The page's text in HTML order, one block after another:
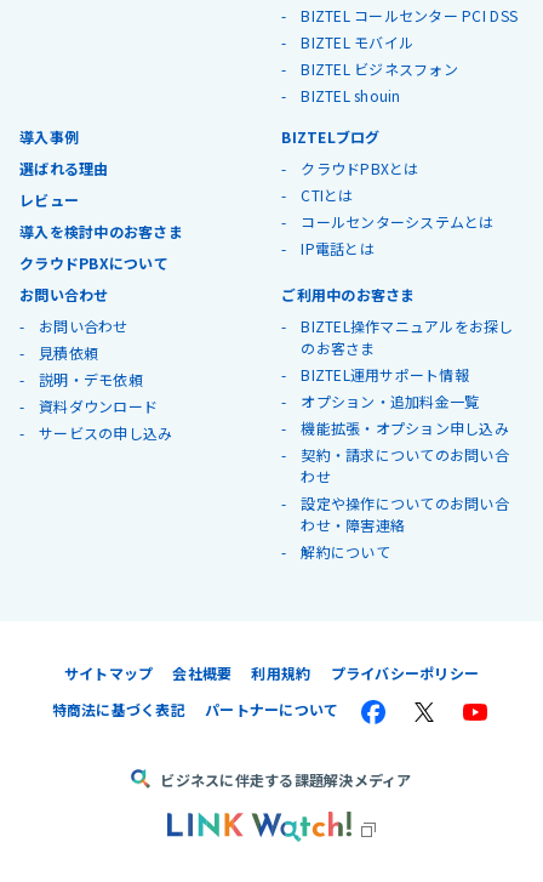
BIZTEL コールセンター PCI DSS
BIZTEL モバイル
BIZTEL ビジネスフォン
BIZTEL shouin
導入事例
選ばれる理由
レビュー
導入を検討中のお客さま
クラウドPBXについて
BIZTELブログ
クラウドPBXとは
CTIとは
コールセンターシステムとは
IP電話とは
お問い合わせ
お問い合わせ
見積依頼
説明・デモ依頼
資料ダウンロード
サービスの申し込み
ご利用中のお客さま
BIZTEL操作マニュアルをお探し
のお客さま
BIZTEL運用サポート情報
オプション・追加料金一覧
機能拡張・オプション申し込み
契約・請求についてのお問い合
わせ
設定や操作についてのお問い合
わせ・障害連絡
解約について
サイトマップ 会社概要 利用規約
プライバシーポリシー
特商法に基づく表記
パートナーについて
ビジネスに伴走する課題解決メディア